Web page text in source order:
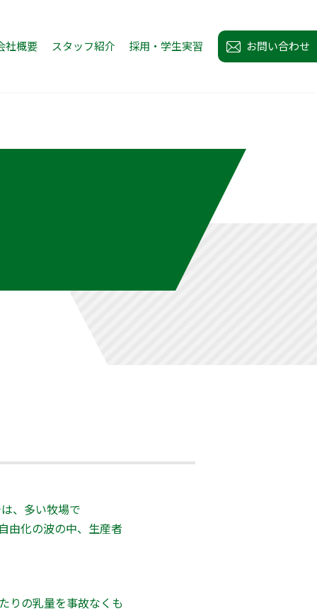
社概要 スタッフ紹介 採用・学生実習 お問い合わせ
、多い牧場で
由化の波の中、生産者
りの乳量を事故なくも